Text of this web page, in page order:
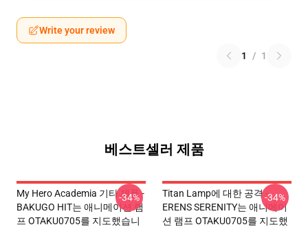
Write your review
1 / 1
베스트셀러 제품
My Hero Academia 기타 제품 -
BAKUGO HIT는 애니메이션 램
프 OTAKU0705를 지도했습니
-34%
Titan Lamp에 대한 공격 -
ERENS SERENITY는 애니메이
션 램프 OTAKU0705를 지도했
-34%